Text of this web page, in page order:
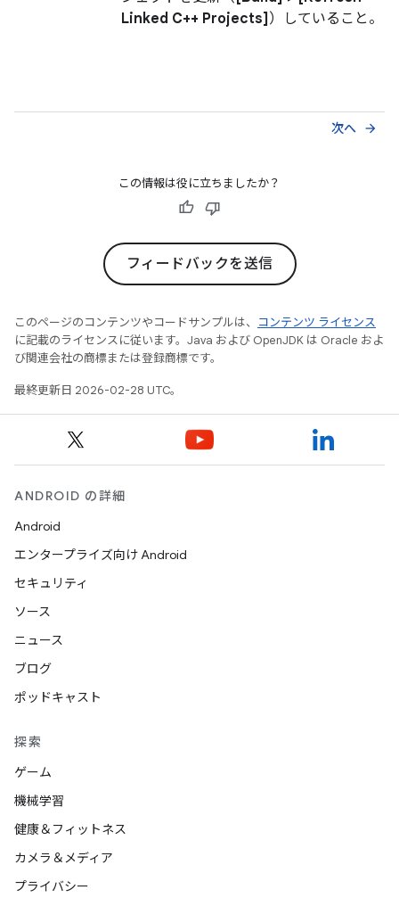
Linked C++ Projects] ）していること。
次へ arrow_forward
この情報は役に立ちましたか？
フィードバックを送信
このページのコンテンツやコードサンプルは、
コンテンツ ライセンス
に記載のライセンスに従います。Java および OpenJDK は Oracle およ
び関連会社の商標または登録商標です。
最終更新日 2026-02-28 UTC。
ANDROID の詳細
Android
エンタープライズ向け Android
セキュリティ
ソース
ニュース
ブログ
ポッドキャスト
探索
ゲーム
機械学習
健康＆フィットネス
カメラ＆メディア
プライバシー